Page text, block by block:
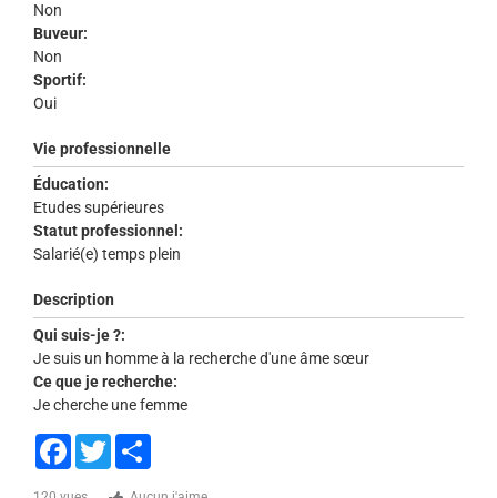
Non
Buveur:
Non
Sportif:
Oui
Vie professionnelle
Éducation:
Etudes supérieures
Statut professionnel:
Salarié(e) temps plein
Description
Qui suis-je ?:
Je suis un homme à la recherche d'une âme sœur
Ce que je recherche:
Je cherche une femme
Facebook
Twitter